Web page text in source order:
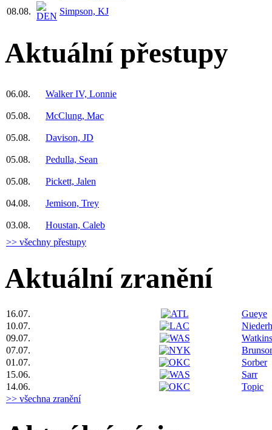
08.08.
Simpson, KJ
Aktuální přestupy
06.08. Walker IV, Lonnie
05.08. McClung, Mac
05.08. Davison, JD
05.08. Pedulla, Sean
05.08. Pickett, Jalen
04.08. Jemison, Trey
03.08.
Houstan, Caleb
>> všechny přestupy
Aktuální zranění
16.07.
Gueye
10.07.
09.07.
Watkins
07.07.
01.07.
Sorber
15.06.
Sarr
14.06.
Topic
>> všechna zranění